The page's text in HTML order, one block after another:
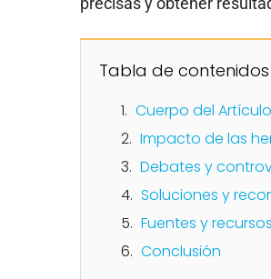
Tabla de contenidos
Cuerpo del Artículo
Impacto de las
Debates y
Soluciones y
Fuentes y
Conclusión